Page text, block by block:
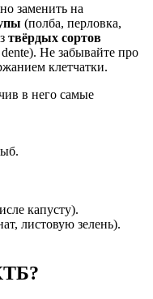
заменить на
(полба, перловка,
твёрдых сортов
Не забывайте про
клетчатки.
в него самые
капусту).
листовую зелень).